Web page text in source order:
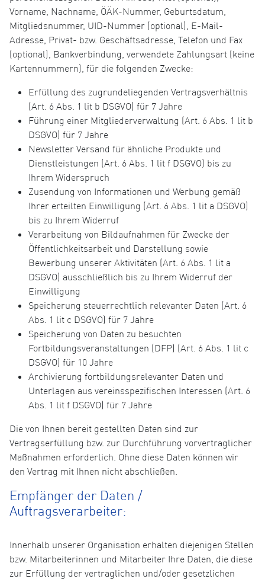
Vorname, Nachname, ÖÄK-Nummer, Geburtsdatum,
Mitgliedsnummer, UID-Nummer (optional), E-Mail-
Adresse, Privat- bzw. Geschäftsadresse, Telefon und Fax
(optional), Bankverbindung, verwendete Zahlungsart (keine
Kartennummern), für die folgenden Zwecke:
Erfüllung des zugrundeliegenden Vertragsverhältnis
(Art. 6 Abs. 1 lit b DSGVO) für 7 Jahre
Führung einer Mitgliederverwaltung (Art. 6 Abs. 1 lit b
DSGVO) für 7 Jahre
Newsletter Versand für ähnliche Produkte und
Dienstleistungen (Art. 6 Abs. 1 lit f DSGVO) bis zu
Ihrem Widerspruch
Zusendung von Informationen und Werbung gemäß
Ihrer erteilten Einwilligung (Art. 6 Abs. 1 lit a DSGVO)
bis zu Ihrem Widerruf
Verarbeitung von Bildaufnahmen für Zwecke der
Öffentlichkeitsarbeit und Darstellung sowie
Bewerbung unserer Aktivitäten (Art. 6 Abs. 1 lit a
DSGVO) ausschließlich bis zu Ihrem Widerruf der
Einwilligung
Speicherung steuerrechtlich relevanter Daten (Art. 6
Abs. 1 lit c DSGVO) für 7 Jahre
Speicherung von Daten zu besuchten
Fortbildungsveranstaltungen (DFP) (Art. 6 Abs. 1 lit c
DSGVO) für 10 Jahre
Archivierung fortbildungsrelevanter Daten und
Unterlagen aus vereinsspezifischen Interessen (Art. 6
Abs. 1 lit f DSGVO) für 7 Jahre
Die von Ihnen bereit gestellten Daten sind zur
Vertragserfüllung bzw. zur Durchführung vorvertraglicher
Maßnahmen erforderlich. Ohne diese Daten können wir
den Vertrag mit Ihnen nicht abschließen.
Empfänger der Daten /
Auftragsverarbeiter:
Innerhalb unserer Organisation erhalten diejenigen Stellen
bzw. Mitarbeiterinnen und Mitarbeiter Ihre Daten, die diese
zur Erfüllung der vertraglichen und/oder gesetzlichen